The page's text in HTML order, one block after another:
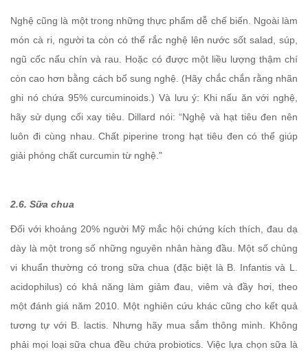
Nghệ cũng là một trong những thực phẩm dễ chế biến. Ngoài làm
món cà ri, người ta còn có thể rắc nghệ lên nước sốt salad, súp,
ngũ cốc nấu chín và rau. Hoặc có được một liều lượng thậm chí
còn cao hơn bằng cách bổ sung nghệ. (Hãy chắc chắn rằng nhãn
ghi nó chứa 95% curcuminoids.) Và lưu ý: Khi nấu ăn với nghệ,
hãy sử dụng cối xay tiêu. Dillard nói: “Nghệ và hạt tiêu đen nên
luôn đi cùng nhau. Chất piperine trong hạt tiêu đen có thể giúp
giải phóng chất curcumin từ nghệ."
2.6. Sữa chua
Đối với khoảng 20% ​​người Mỹ mắc hội chứng kích thích, đau dạ
dày là một trong số những nguyên nhân hàng đầu. Một số chủng
vi khuẩn thường có trong sữa chua (đặc biệt là B. Infantis và L.
acidophilus) có khả năng làm giảm đau, viêm và đầy hơi, theo
một đánh giá năm 2010. Một nghiên cứu khác cũng cho kết quả
tương tự với B. lactis. Nhưng hãy mua sắm thông minh. Không
phải mọi loại sữa chua đều chứa probiotics. Việc lựa chọn sữa là